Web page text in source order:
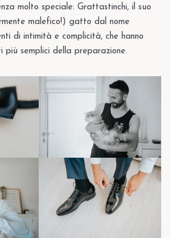
molto speciale: Grattastinchi, il suo
malefico!) gatto dal nome
di intimità e complicità, che hanno
più semplici della preparazione.